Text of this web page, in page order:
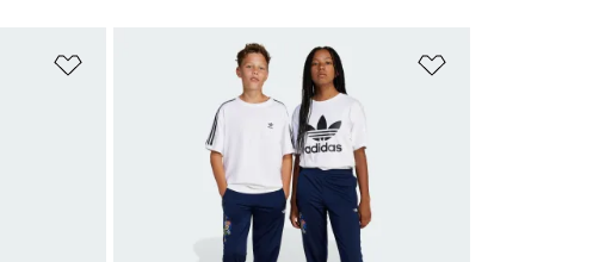
Ajouter à la Liste de produits favoris